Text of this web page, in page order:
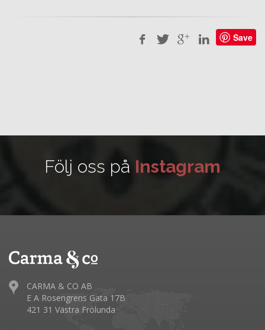
Save
Följ oss på Instagram
CARMA & CO AB
E A Rosengrens Gata 17B
421 31 Västra Frölunda